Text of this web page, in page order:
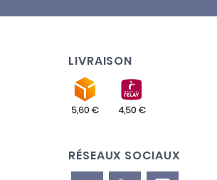
LIVRAISON
RÉSEAUX SOCIAUX